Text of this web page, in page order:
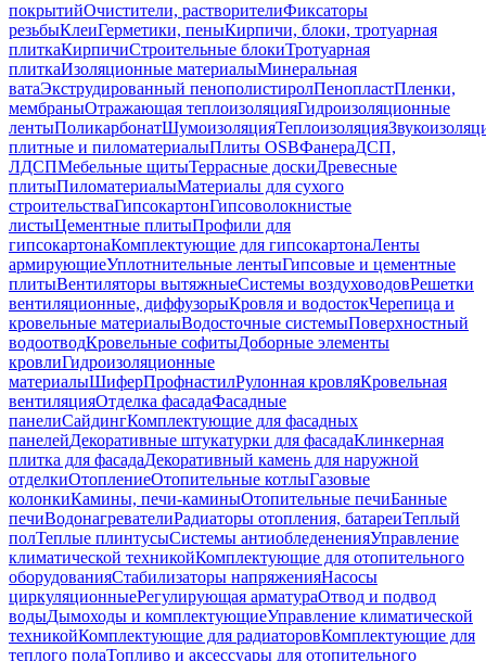
покрытийОчистители, растворителиФиксаторы
резьбыКлеиГерметики, пеныКирпичи, блоки, тротуарная
плиткаКирпичиСтроительные блокиТротуарная
плиткаИзоляционные материалыМинеральная
ватаЭкструдированный пенополистиролПенопластПленки,
мембраныОтражающая теплоизоляцияГидроизоляционные
лентыПоликарбонатШумоизоляцияТеплоизоляция
плитные и пиломатериалыПлиты OSBФанераДСП,
ЛДСПМебельные щитыТеррасные доскиДревесные
плитыПиломатериалыМатериалы для сухого
строительстваГипсокартонГипсоволокнистые
листыЦементные плитыПрофили для
гипсокартонаКомплектующие для гипсокартонаЛенты
армирующиеУплотнительные лентыГипсовые и цементные
плитыВентиляторы вытяжныеСистемы воздуховодовРешетки
вентиляционные, диффузорыКровля и водостокЧерепица и
кровельные материалыВодосточные системыПоверхностный
водоотводКровельные софитыДоборные элементы
кровлиГидроизоляционные
материалыШиферПрофнастилРулонная кровляКровельная
вентиляцияОтделка фасадаФасадные
панелиСайдингКомплектующие для фасадных
панелейДекоративные штукатурки для фасадаКлинкерная
плитка для фасадаДекоративный камень для наружной
отделкиОтоплениеОтопительные котлыГазовые
колонкиКамины, печи-каминыОтопительные печиБанные
печиВодонагревателиРадиаторы отопления, батареиТеплый
полТеплые плинтусыСистемы антиобледененияУправление
климатической техникойКомплектующие для отопительного
оборудованияСтабилизаторы напряженияНасосы
циркуляционныеРегулирующая арматураОтвод и подвод
водыДымоходы и комплектующиеУправление климатической
техникойКомплектующие для радиаторовКомплектующие для
теплого полаТопливо и аксессуары для отопительного